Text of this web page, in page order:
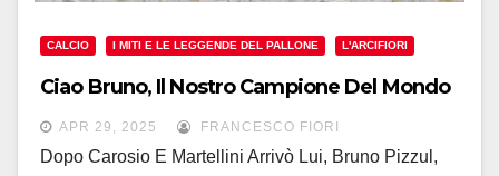
CALCIO I MITI E LE LEGGENDE DEL PALLONE L'ARCIFIORI
Ciao Bruno, Il Nostro Campione Del Mondo
APR 29, 2025 FRANCESCO FIORI
Dopo Carosio E Martellini Arrivò Lui, Bruno Pizzul,